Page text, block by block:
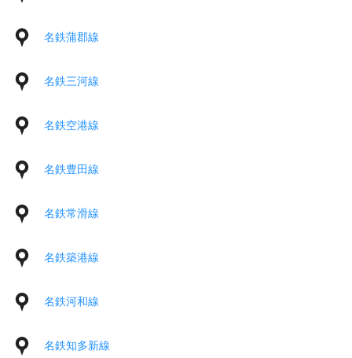
名鉄蒲郡線
名鉄三河線
名鉄空港線
名鉄豊田線
名鉄常滑線
名鉄築港線
名鉄河和線
名鉄知多新線